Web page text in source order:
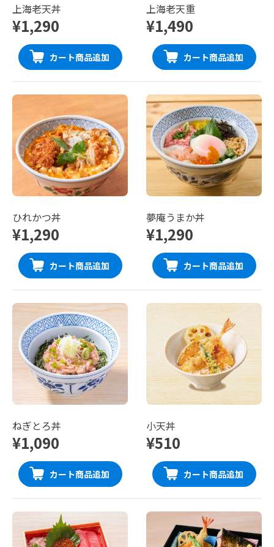
上海老天丼
¥1,290
カート商品追加
上海老天重
¥1,490
カート商品追加
ひれかつ丼
¥1,290
カート商品追加
夢庵うまか丼
¥1,290
カート商品追加
ねぎとろ丼
¥1,090
カート商品追加
小天丼
¥510
カート商品追加